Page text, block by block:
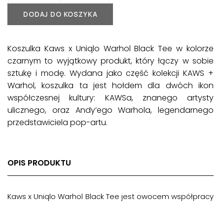
Koszulka Kaws x Uniqlo Warhol Black Tee w kolorze
czarnym to wyjątkowy produkt, który łączy w sobie
sztukę i modę. Wydana jako część kolekcji KAWS +
Warhol, koszulka ta jest hołdem dla dwóch ikon
współczesnej kultury: KAWSa, znanego artysty
ulicznego, oraz Andy’ego Warhola, legendarnego
przedstawiciela pop-artu.
DODAJ DO KOSZYKA
OPIS PRODUKTU
Kaws x Uniqlo Warhol Black Tee jest owocem współpracy